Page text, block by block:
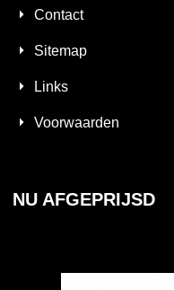
Contact
Sitemap
Links
Voorwaarden
NU AFGEPRIJSD